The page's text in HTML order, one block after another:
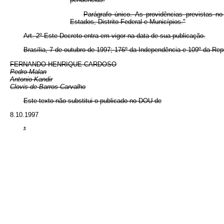
Parágrafo único. As providências previstas
Estados, Distrito Federal e Municípios."
Art. 2º Este Decreto entra em vigor na data de sua publicação.
Brasília, 7 de outubro de 1997; 176º da Independência e 109º da
FERNANDO HENRIQUE CARDOSO
Pedro Malan
Antonio Kandir
Clovis de Barros Carvalho
Este texto não substitui o publicado no DOU de
8.10.1997
*